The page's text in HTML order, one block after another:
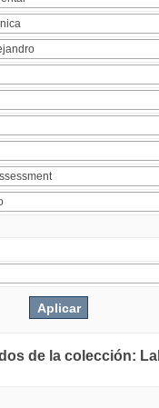
de la colección: